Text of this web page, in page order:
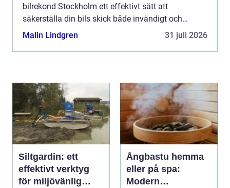
bilrekond Stockholm ett effektivt sätt att
säkerställa din bils skick både invändigt och
utv&a...
Malin Lindgren 31 juli 2026
Siltgardin: ett
effektivt verktyg
för miljövänlig
Ångbastu hemma
eller på spa:
Modern